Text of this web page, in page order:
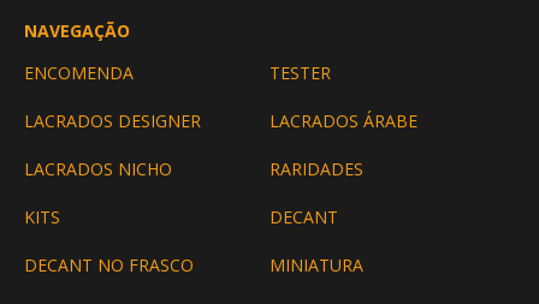
NAVEGAÇÃO
ENCOMENDA
TESTER
LACRADOS DESIGNER LACRADOS ÁRABE
LACRADOS NICHO RARIDADES
KITS DECANT
DECANT NO FRASCO MINIATURA